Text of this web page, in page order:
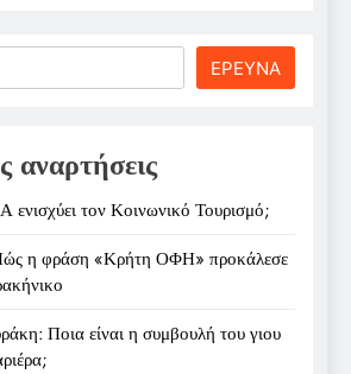
ΕΡΕΥΝΑ
αναρτήσεις
τον Κοινωνικό Τουρισμό;
η φράση «Κρήτη ΟΦΗ» προκάλεσε
Ποια είναι η συμβουλή του γιου